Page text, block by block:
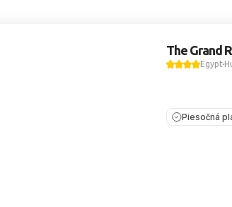
The Grand
Egypt
Piesočná